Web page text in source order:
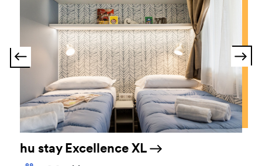
hu stay Excellence XL